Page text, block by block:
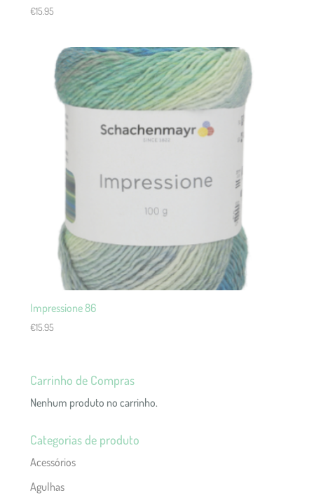
€15.95
Impressione 86
€15.95
Carrinho de Compras
Nenhum produto no carrinho.
Categorias de produto
Acessórios
Agulhas